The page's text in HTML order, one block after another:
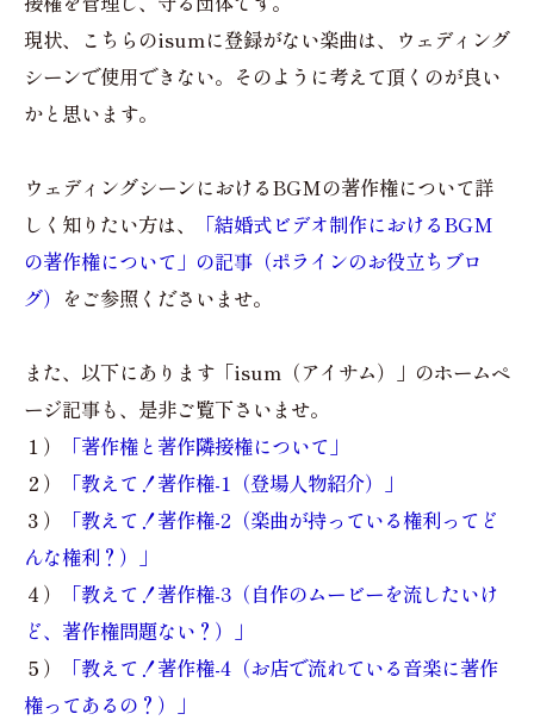
現状、こちらのisumに登録がない楽曲は、ウェディング
シーンで使用できない。そのように考えて頂くのが良い
かと思います。
ウェディングシーンにおけるBGMの著作権について詳
しく知りたい方は、
「結婚式ビデオ制作におけるBGM
の著作権について」の記事（ポラインのお役立ちブロ
グ） をご参照くださいませ。
また、以下にあります「isum（アイサム）」のホームペ
ージ記事も、是非ご覧下さいませ。
１）
「著作権と著作隣接権について」
２）
「教えて！著作権-1（登場人物紹介）」
３）
「教えて！著作権-2（楽曲が持っている権利ってど
んな権利？）」
４）
「教えて！著作権-3（自作のムービーを流したいけ
ど、著作権問題ない？）」
５）
「教えて！著作権-4（お店で流れている音楽に著作
権ってあるの？）」